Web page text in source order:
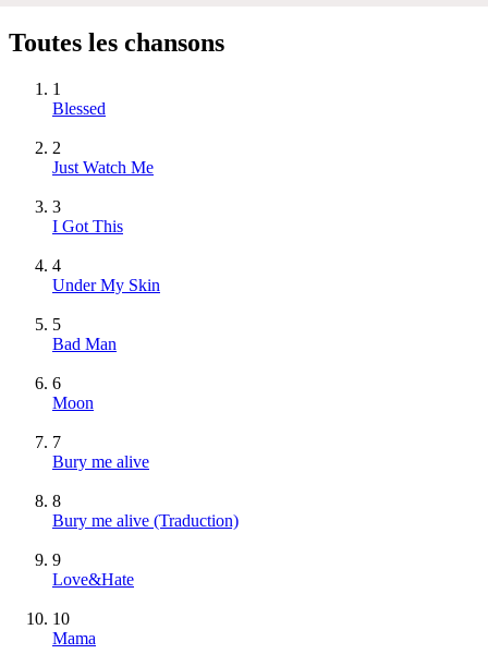
Toutes les chansons
1
Blessed
2
Just Watch Me
3
I Got This
4
Under My Skin
5
Bad Man
6
Moon
7
Bury me alive
8
Bury me alive (Traduction)
9
Love&Hate
10
Mama